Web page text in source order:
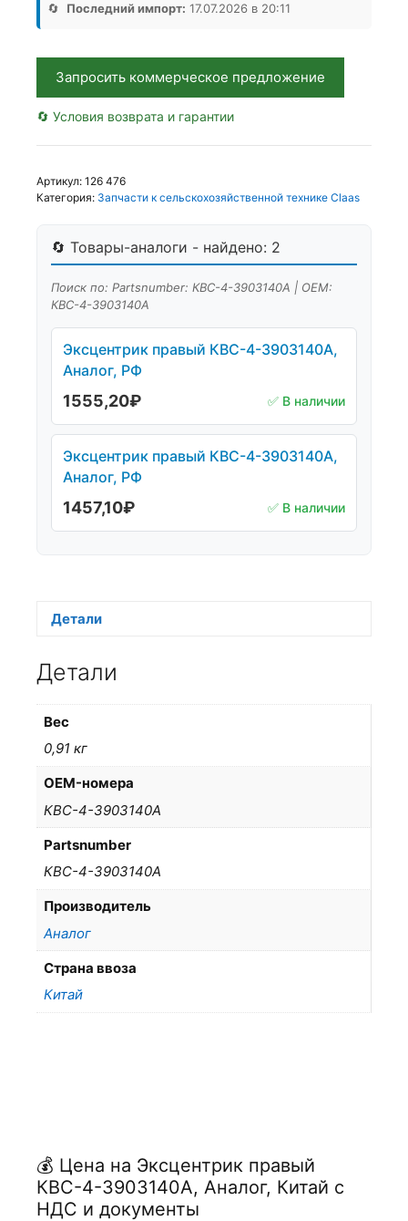
🔄
Последний импорт: 17.07.2026 в 20:11
Запросить коммерческое предложение
🔄 Условия возврата и гарантии
Артикул: 126 476
Категория: Запчасти к сельскохозяйственной технике Claas
🔄 Товары-аналоги - найдено: 2
Поиск по: Partsnumber: КВС-4-3903140А | OEM:
КВС-4-3903140А
Эксцентрик правый КВС-4-3903140А,
Аналог, РФ
1555,20₽ ✅ В наличии
Эксцентрик правый КВС-4-3903140А,
Аналог, РФ
1457,10₽ ✅ В наличии
Детали
Детали
Вес
0,91 кг
OEM-номера
КВС-4-3903140А
Partsnumber
КВС-4-3903140А
Производитель
Аналог
Страна ввоза
Китай
💰 Цена на Эксцентрик правый
КВС-4-3903140А, Аналог, Китай с
НДС и документы